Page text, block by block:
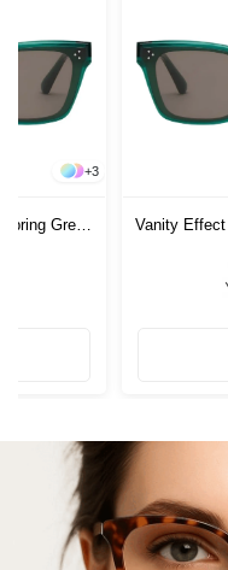
+3
Green
Vanity Effect